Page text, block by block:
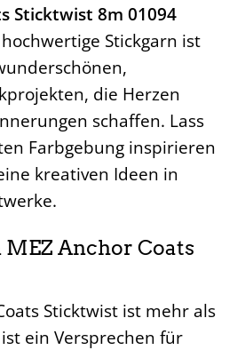
Sticktwist 8m 01094
Stickgarn ist
die Herzen
schaffen. Lass
Farbgebung inspirieren
kreativen Ideen in
MEZ Anchor Coats
Sticktwist ist mehr als
ein Versprechen für